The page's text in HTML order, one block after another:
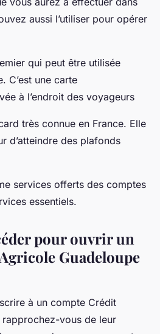
aussi l’utiliser pour opérer
qui peut être utilisée
C’est une carte
à l’endroit des voyageurs
très connue en France. Elle
d’atteindre des plafonds
services offerts des comptes
essentiels.
pour ouvrir un
Guadeloupe
à un compte Crédit
vous de leur